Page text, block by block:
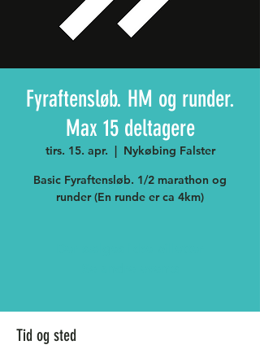
Fyraftensløb. HM og runder.
Max 15 deltagere
tirs. 15. apr.
  |
Nykøbing Falster
Basic Fyraftensløb. 1/2 marathon og
runder (En runde er ca 4km)
Tid og sted